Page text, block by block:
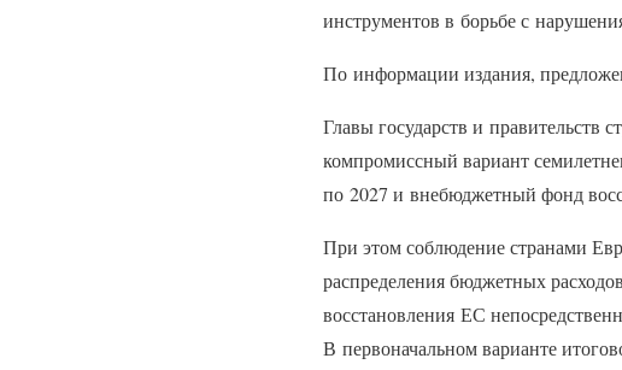
инструментов в борьбе с
По информации издания,
Главы государств и
компромиссный вариант
по 2027 и внебюджетный фонд
При этом соблюдение странами
распределения бюджетных
восстановления ЕС
В первоначальном варианте